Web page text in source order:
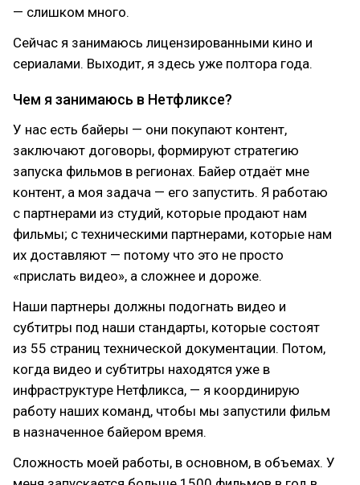
— слишком много.
Сейчас я занимаюсь лицензированными кино и
сериалами. Выходит, я здесь уже полтора года.
Чем я занимаюсь в Нетфликсе?
У нас есть байеры — они покупают контент,
заключают договоры, формируют стратегию
запуска фильмов в регионах. Байер отдаёт мне
контент, а моя задача — его запустить. Я работаю
с партнерами из студий, которые продают нам
фильмы; с техническими партнерами, которые нам
их доставляют — потому что это не просто
«прислать видео», а сложнее и дороже.
Наши партнеры должны подогнать видео и
субтитры под наши стандарты, которые состоят
из 55 страниц технической документации. Потом,
когда видео и субтитры находятся уже в
инфраструктуре Нетфликса, — я координирую
работу наших команд, чтобы мы запустили фильм
в назначенное байером время.
Сложность моей работы, в основном, в объемах. У